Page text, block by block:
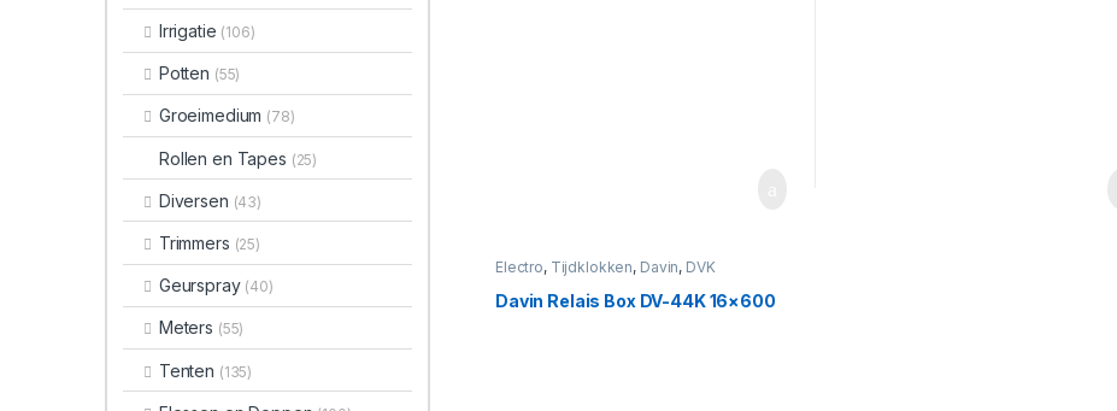
Electro, Tijdklokken, Davin, DVK
Davin Relais Box DV-44K 16×600
Irrigatie (106)
Potten (55)
Groeimedium (78)
Rollen en Tapes (25)
Diversen (43)
Trimmers (25)
Geurspray (40)
Meters (55)
Tenten (135)